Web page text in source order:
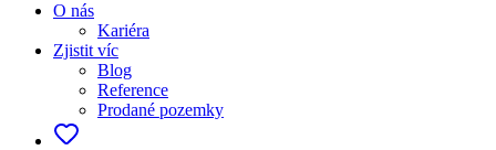
O nás
Kariéra
Zjistit víc
Blog
Reference
Prodané pozemky